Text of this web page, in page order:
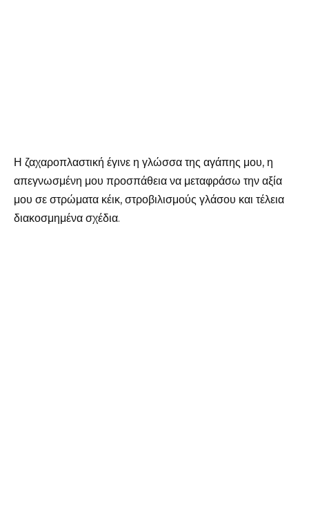
Η ζαχαροπλαστική έγινε η γλώσσα της αγάπης μου, η
απεγνωσμένη μου προσπάθεια να μεταφράσω την αξία
μου σε στρώματα κέικ, στροβιλισμούς γλάσου και τέλεια
διακοσμημένα σχέδια.